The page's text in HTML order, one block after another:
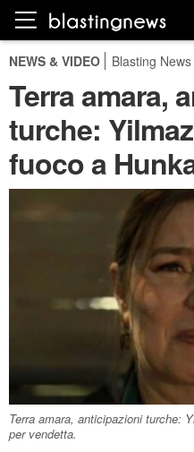
NEWS & VIDEO Blasting
Terra amara,
turche:
fuoco a
Terra amara, anticipazioni turche:
per vendetta.